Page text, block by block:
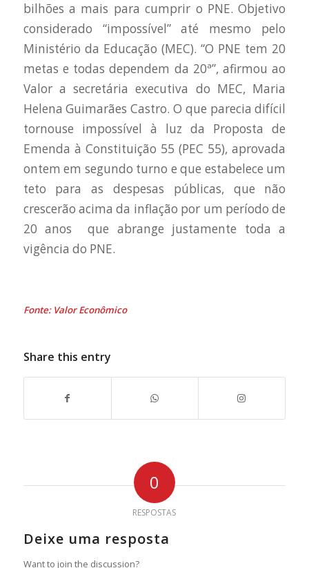
bilhões a mais para cumprir o PNE. Objetivo
considerado “impossível” até mesmo pelo
Ministério da Educação (MEC). “O PNE tem 20
metas e todas dependem da 20ª”, afirmou ao
Valor a secretária executiva do MEC, Maria
Helena Guimarães Castro. O que parecia difícil
tornou­se impossível à luz da Proposta de
Emenda à Constituição 55 (PEC 55), aprovada
ontem em segundo turno e que estabelece um
teto para as despesas públicas, que não
crescerão acima da inflação por um período de
20 anos ­ que abrange justamente toda a
vigência do PNE.
Fonte: Valor Econômico
Share this entry
0
RESPOSTAS
Deixe uma resposta
Want to join the discussion?